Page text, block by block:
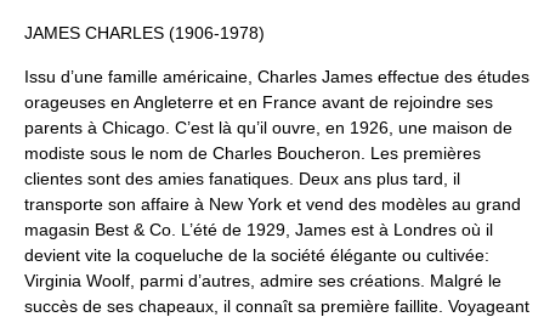
JAMES CHARLES (1906-1978)
Issu d’une famille américaine, Charles James effectue des études
orageuses en Angleterre et en France avant de rejoindre ses
parents à Chicago. C’est là qu’il ouvre, en 1926, une maison de
modiste sous le nom de Charles Boucheron. Les premières
clientes sont des amies fanatiques. Deux ans plus tard, il
transporte son affaire à New York et vend des modèles au grand
magasin Best & Co. L’été de 1929, James est à Londres où il
devient vite la coqueluche de la société élégante ou cultivée:
Virginia Woolf, parmi d’autres, admire ses créations. Malgré le
succès de ses chapeaux, il connaît sa première faillite. Voyageant